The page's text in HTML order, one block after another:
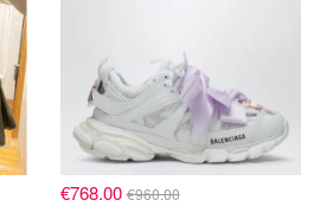
€768.00€960.00